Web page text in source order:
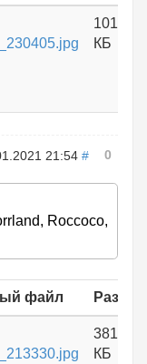
1012.43
КБ
21:54 # 0
Roccoco,
файл Размер
381.24
КБ